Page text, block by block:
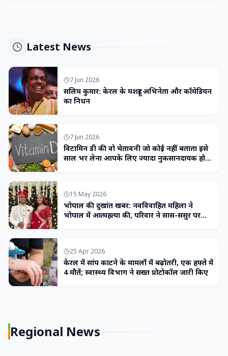
Latest News
7 Jun 2026
सलिम कुमार: केरल के मशहूर अभिनेता और कॉमेडियन
का निधन
7 Jun 2026
विटामिन डी की वो चेतावनी जो कोई नहीं बताता इसे
साल भर लेना आपके लिए ज्यादा नुकसानदायक हो
15 May 2026
भोपाल की दुखांत खबर: नवविवाहित महिला ने
भोपाल में आत्महत्या की, परिवार ने सास-ससुर पर
25 Apr 2026
केरल में सांप काटने के मामलों में बढ़ोतरी, एक हफ्ते में
4 मौतें; स्वास्थ्य विभाग ने सख्त प्रोटोकॉल जारी किए
Regional News